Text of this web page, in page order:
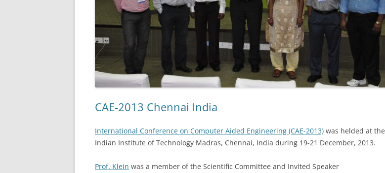
CAE-2013 Chennai India
International Conference on Computer Aided Engineering (CAE-2013) was helded at the
Indian Institute of Technology Madras, Chennai, India during 19-21 December, 2013.
Prof. Klein was a member of the Scientific Committee and Invited Speaker